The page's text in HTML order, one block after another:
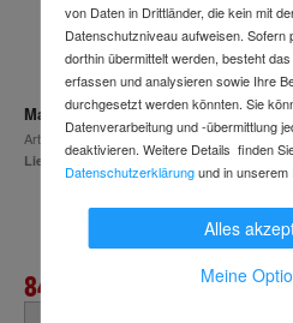
Makita LED-Akku-Werstattleuchte
Art.-Nr.88656504
Lieferzeit: 2-3 Wochen
84,98 €
von Daten in Drittländer, die kein mit
Datenschutzniveau aufweisen. Sofern
dorthin übermittelt werden, besteht
erfassen und analysieren sowie Ihre
durchgesetzt werden könnten. Sie
Datenverarbeitung und -übermittlung
deaktivieren. Weitere Details finden
Datenschutzerklärungund in unserem
Alles
Meine